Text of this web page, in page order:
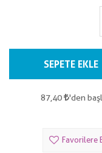
SEPETE EKLE
87,40 'den
Favorilere